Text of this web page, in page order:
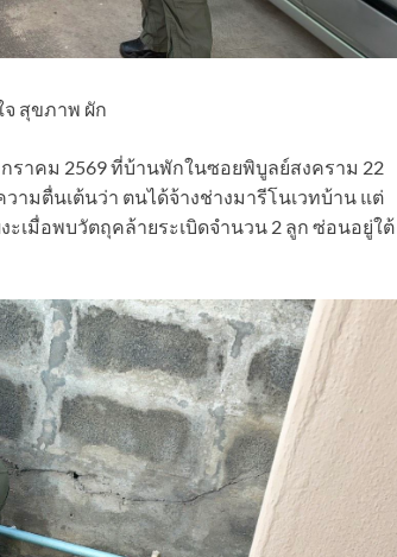
จ สุขภาพ ผัก
ราคม 2569 ที่บ้านพักในซอยพิบูลย์สงคราม 22
ามตื่นเต้นว่า ตนได้จ้างช่างมารีโนเวทบ้าน แต่
เมื่อพบวัตถุคล้ายระเบิดจำนวน 2 ลูก ซ่อนอยู่ใต้